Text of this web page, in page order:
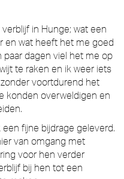
in Hunge; wat een
en wat heeft het me goed
paar dagen viel het me op
te raken en ik weer iets
voortdurend het
konden overweldigen en
fijne bijdrage geleverd.
van omgang met
voor hen verder
bij hen tot een